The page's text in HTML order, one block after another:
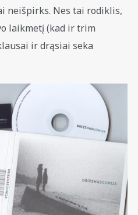
neišpirks. Nes tai rodiklis,
laikmetį (kad ir trim
ir drąsiai seka